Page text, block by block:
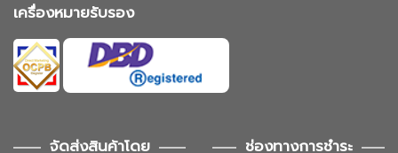
เครื่องหมายรับรอง
จัดส่งสินค้าโดย ช่องทางการชำระ